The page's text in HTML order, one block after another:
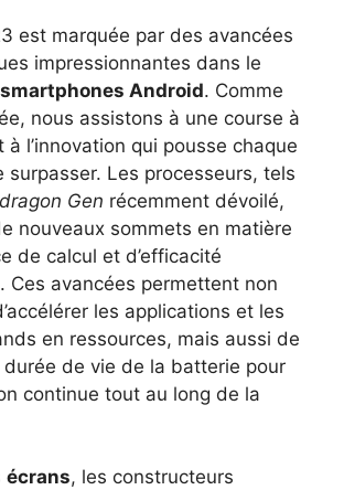
est marquée par des avancées
impressionnantes dans le
smartphones Android. Comme
nous assistons à une course à
à l’innovation qui pousse chaque
surpasser. Les processeurs, tels
Gen récemment dévoilé,
nouveaux sommets en matière
de calcul et d’efficacité
Ces avancées permettent non
les applications et les
en ressources, mais aussi de
durée de vie de la batterie pour
continue tout au long de la
écrans, les constructeurs